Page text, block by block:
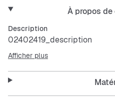
À propos
Description
02402419_description
Afficher plus